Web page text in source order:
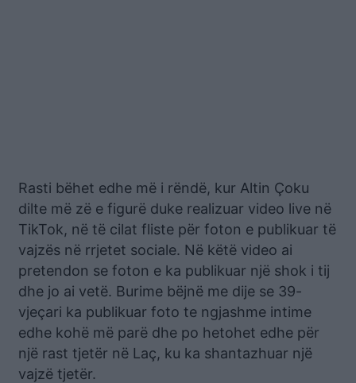
Rasti bëhet edhe më i rëndë, kur Altin Çoku
dilte më zë e figurë duke realizuar video live në
TikTok, në të cilat fliste për foton e publikuar të
vajzës në rrjetet sociale. Në këtë video ai
pretendon se foton e ka publikuar një shok i tij
dhe jo ai vetë. Burime bëjnë me dije se 39-
vjeçari ka publikuar foto te ngjashme intime
edhe kohë më parë dhe po hetohet edhe për
një rast tjetër në Laç, ku ka shantazhuar një
vajzë tjetër.